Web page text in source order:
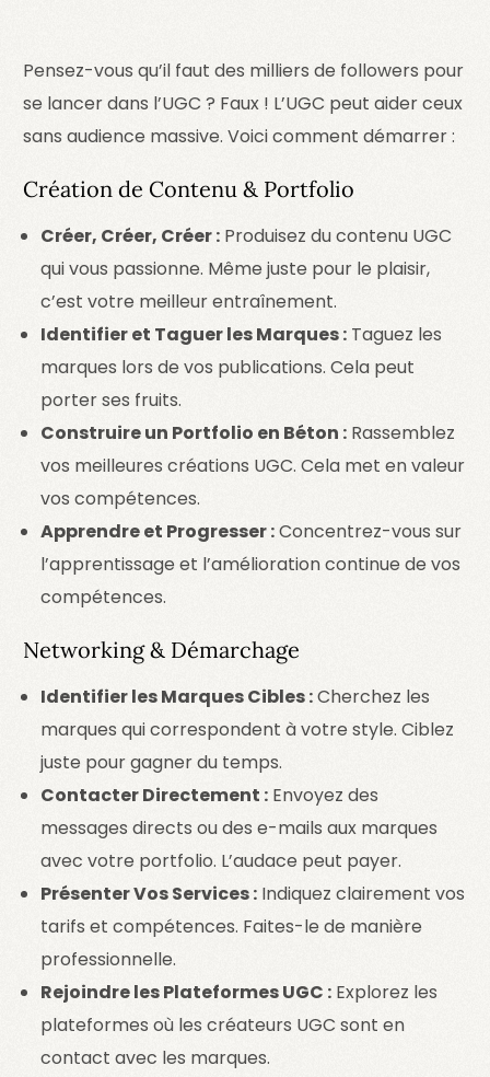
Pensez-vous qu’il faut des milliers de followers pour
se lancer dans l’UGC ? Faux ! L’UGC peut aider ceux
sans audience massive. Voici comment démarrer :
Création de Contenu & Portfolio
Créer, Créer, Créer : Produisez du contenu UGC
qui vous passionne. Même juste pour le plaisir,
c’est votre meilleur entraînement.
Identifier et Taguer les Marques : Taguez les
marques lors de vos publications. Cela peut
porter ses fruits.
Construire un Portfolio en Béton : Rassemblez
vos meilleures créations UGC. Cela met en valeur
vos compétences.
Apprendre et Progresser :Concentrez-vous sur
l’apprentissage et l’amélioration continue de vos
compétences.
Networking & Démarchage
Identifier les Marques Cibles :Cherchez les
marques qui correspondent à votre style. Ciblez
juste pour gagner du temps.
Contacter Directement : Envoyez des
messages directs ou des e-mails aux marques
avec votre portfolio. L’audace peut payer.
Présenter Vos Services : Indiquez clairement vos
tarifs et compétences. Faites-le de manière
professionnelle.
Rejoindre les Plateformes UGC : Explorez les
plateformes où les créateurs UGC sont en
contact avec les marques.